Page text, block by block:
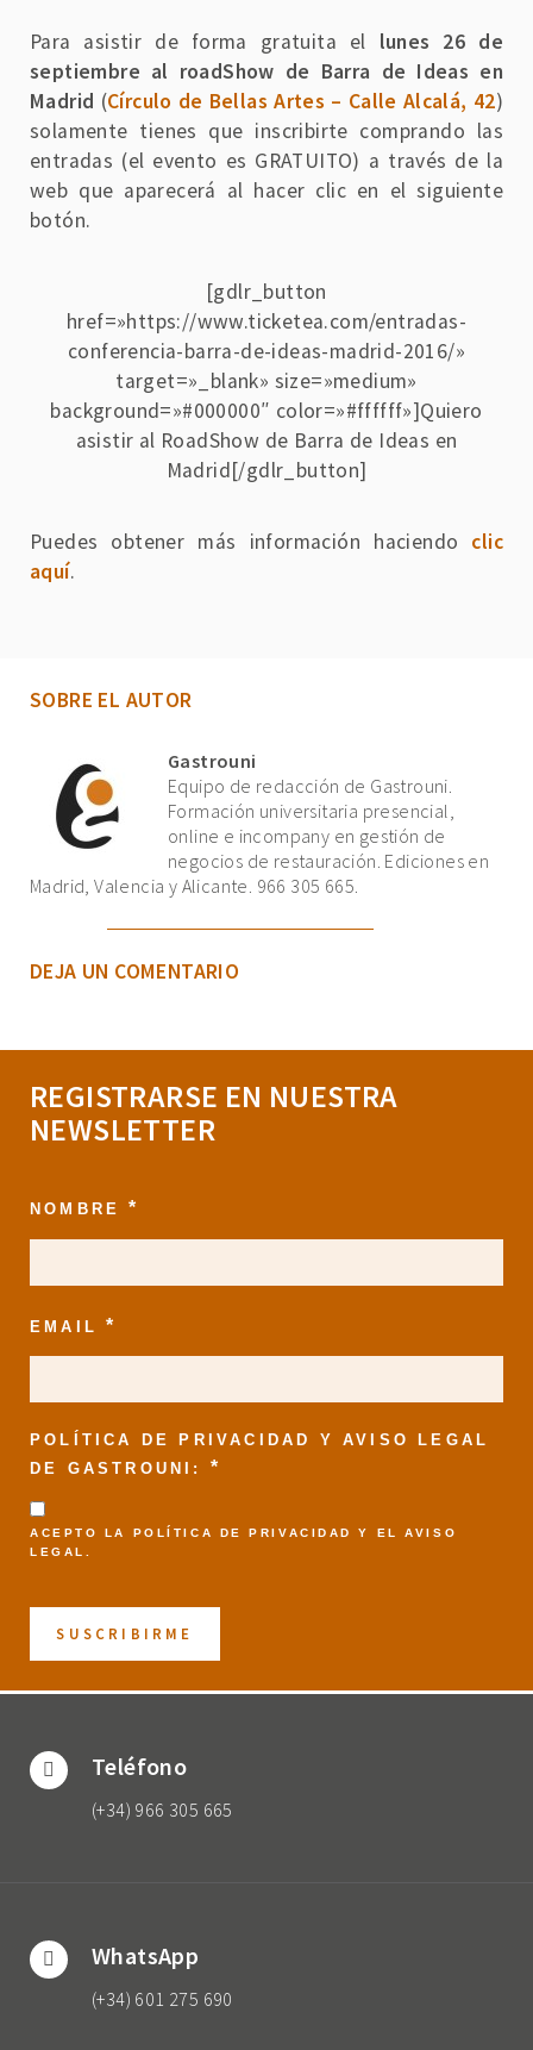
Para asistir de forma gratuita el lunes 26 de
septiembre al roadShow de Barra de Ideas en
Madrid (Círculo de Bellas Artes – Calle Alcalá, 42)
solamente tienes que inscribirte comprando las
entradas (el evento es GRATUITO) a través de la
web que aparecerá al hacer clic en el siguiente
botón.
[gdlr_button
href=»https://www.ticketea.com/entradas-
conferencia-barra-de-ideas-madrid-2016/»
target=»_blank» size=»medium»
background=»#000000″ color=»#ffffff»]Quiero
asistir al RoadShow de Barra de Ideas en
Madrid[/gdlr_button]
Puedes obtener más información haciendo clic
aquí.
SOBRE EL AUTOR
Gastrouni
Equipo de redacción de Gastrouni.
Formación universitaria presencial,
online e incompany en gestión de
negocios de restauración. Ediciones en
Madrid, Valencia y Alicante. 966 305 665.
DEJA UN COMENTARIO
REGISTRARSE EN NUESTRA
NEWSLETTER
NOMBRE*
EMAIL*
POLÍTICA DE PRIVACIDAD Y AVISO LEGAL
DE GASTROUNI: *
ACEPTO LA POLÍTICA DE PRIVACIDAD Y ELAVISO
LEGAL
Teléfono
(+34) 966 305 665
WhatsApp
(+34) 601 275 690